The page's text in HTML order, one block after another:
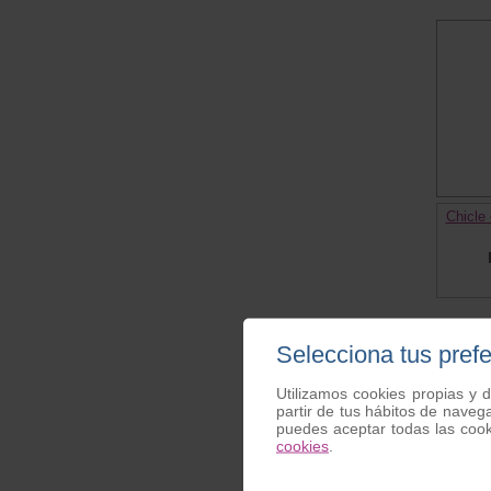
Chicle
Difusor
Selecciona tus
Utilizamos cookies propias y
partir de tus hábitos de
puedes aceptar todas las
cookies